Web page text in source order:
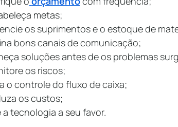
metas;
os suprimentos e o estoque de
bons canais de comunicação;
soluções antes de os problemas
os riscos;
o controle do fluxo de caixa;
os custos;
a tecnologia a seu favor.